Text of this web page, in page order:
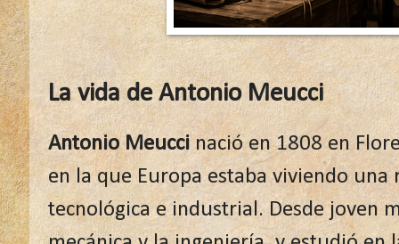
La vida de Antonio Meucci
Antonio Meuccinació en 1808 en
en la que Europa estaba viviendo
tecnológica e industrial. Desde joven